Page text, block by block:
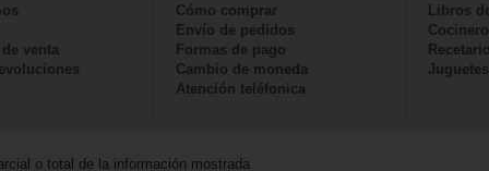
venta
Cómo comprar
Envío de pedidos
Formas de pago
Cambio de moneda
Atención teléfonica
Libros
Juguetes
o total de la información mostrada